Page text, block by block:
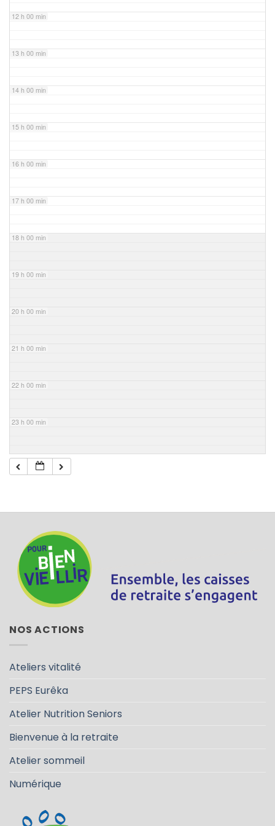
12 h 00 min
13 h 00 min
14 h 00 min
15 h 00 min
16 h 00 min
17 h 00 min
18 h 00 min
19 h 00 min
20 h 00 min
21 h 00 min
22 h 00 min
23 h 00 min
NOS ACTIONS
Ateliers vitalité
PEPS Eurêka
Atelier Nutrition Seniors
Bienvenue à la retraite
Atelier sommeil
Numérique